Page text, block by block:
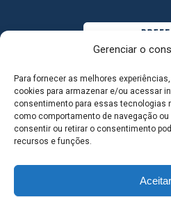
Gerenciar o
Para fornecer as melhores
cookies para armazenar e/ou acessar
consentimento para essas tecnologias
como comportamento de navegação
consentir ou retirar o consentimento
recursos e funções.
Aceitar
MAPA DO SITE